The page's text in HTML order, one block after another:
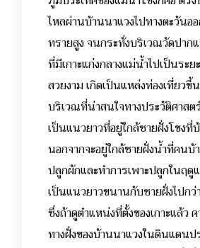
ไหลผ่านบ้านนาแวงไปทางตะวันอ
ทรายสูง จนกระทั่งบริเวณวัดปาก
ที่มีเกาะแก่งกลางแม่น้ำไปเป็นระ
สวยงาม เกิดเป็นแหล่งท่องเที่ยวขึ้
บริเวณที่น่าสนใจทางประวัติศาสต
เป็นแนวยาวที่อยู่ใกล้ชายฝั่งโขงที่
นอกจากจะอยู่ใกล้ชายฝั่งน้ำที่คนบ้
ปลูกผักและทำการเพาะปลูกในฤ
เป็นแนวยาวขนานกับชายฝั่งไปกว่
ซึ่งถ้าดูตำแหน่งที่ตั้งของเกาะแล้ว
ทางฝั่งของบ้านนาแวงในดินแดนป